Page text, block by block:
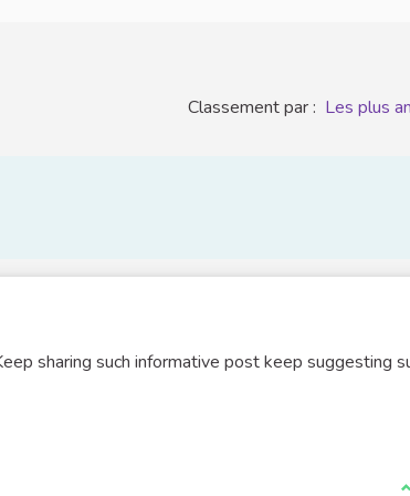
Classement par : Les plus
sharing such informative post keep suggesting